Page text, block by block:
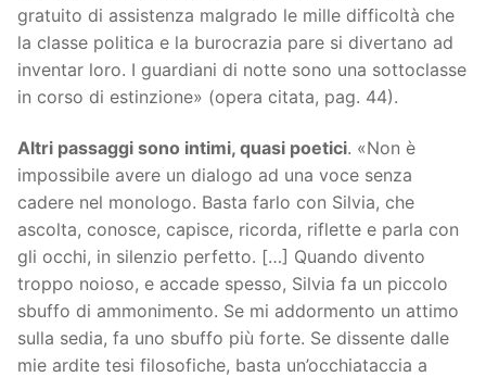
gratuito di assistenza malgrado le mille difficoltà che
la classe politica e la burocrazia pare si divertano ad
inventar loro. I guardiani di notte sono una sottoclasse
in corso di estinzione» (opera citata, pag. 44).
Altri passaggi sono intimi, quasi poetici. «Non è
impossibile avere un dialogo ad una voce senza
cadere nel monologo. Basta farlo con Silvia, che
ascolta, conosce, capisce, ricorda, riflette e parla con
gli occhi, in silenzio perfetto. […] Quando divento
troppo noioso, e accade spesso, Silvia fa un piccolo
sbuffo di ammonimento. Se mi addormento un attimo
sulla sedia, fa uno sbuffo più forte. Se dissente dalle
mie ardite tesi filosofiche, basta un’occhiataccia a